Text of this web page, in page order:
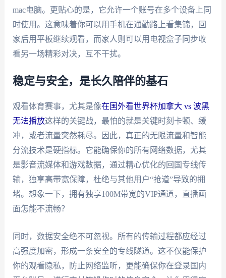
mac电脑。更贴心的是，它允许一个账号在多个设备上同
时使用。这意味着你可以用手机在通勤路上看集锦，回
家后用平板继续观看，而家人则可以用电视盒子同步收
看另一场精彩对决，互不干扰。
稳定与安全，是长久陪伴的基石
观看体育赛事，尤其是像在国外看世界杯加拿大 vs 波黑
无法播放这样的关键战，最怕的就是关键时刻卡顿、缓
冲，或者流量突然耗尽。因此，真正的无限流量和智能
分流技术是硬指标。它能确保你的所有网络数据，尤其
是影音流媒体和游戏数据，通过精心优化的回国专线传
输，独享高带宽保障，杜绝与其他用户“抢道”导致的拥
堵。想象一下，拥有独享100M带宽的VIP通道，直播画
面怎能不流畅？
同时，数据安全绝不可忽视。所有的传输过程都应经过
高强度加密，形成一条安全的专线隧道。这不仅能保护
你的观看隐私，防止网络监听，更能确保你在登录国内